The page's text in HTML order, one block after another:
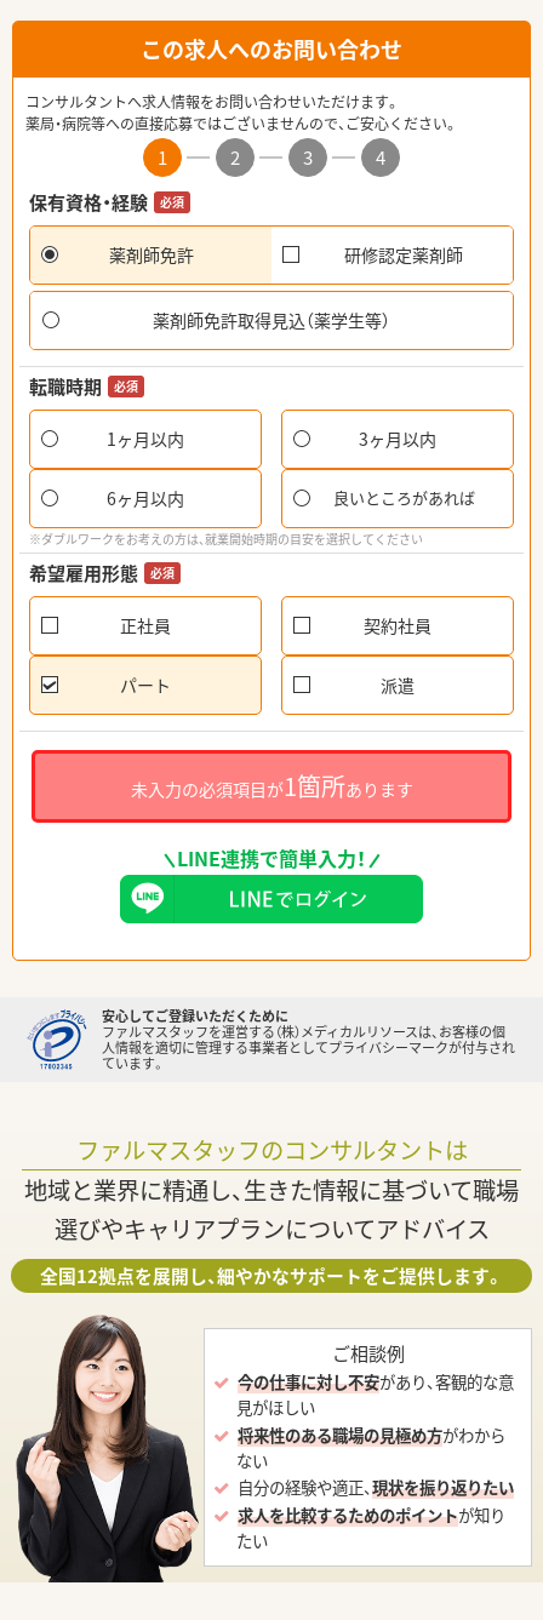
この求人へのお問い合わせ
コンサルタントへ求人情報をお問い合わせいただけます。
薬局・病院等への直接応募ではございませんので、ご安心ください。
1 2 3
4
保有資格・経験
必須
薬剤師免許 研修認定薬剤師
薬剤師免許取得見込（薬学生等）
転職時期 必須
1ヶ月以内 3ヶ月以内
6ヶ月以内 良いところがあれば
※ダブルワークをお考えの方は、就業開始時期の目安を選択してください
希望雇用形態 必須
正社員 契約社員
パート 派遣
未入力の必須項目が1箇所あります
LINE連携で簡単入力！
安心してご登録いただくために
ファルマスタッフを運営する（株）メディカルリソースは、お客様の個
人情報を適切に管理する事業者としてプライバシーマークが付与され
ています。
ファルマスタッフのコンサルタントは
地域と業界に精通し、生きた情報に基づいて職場
選びやキャリアプランについてアドバイス
全国12拠点を展開し、細やかなサポートをご提供します。
ご相談例
今の仕事に対し不安があり、客観的な意
見がほしい
将来性のある職場の見極め方がわから
ない
自分の経験や適正、現状を振り返りたい
求人を比較するためのポイントが知り
たい